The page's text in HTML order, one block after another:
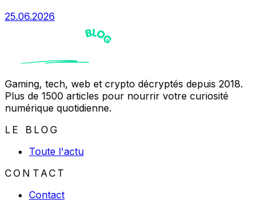
25.06.2026
Gaming, tech, web et crypto décryptés depuis 2018.
Plus de 1500 articles pour nourrir votre curiosité
numérique quotidienne.
LE BLOG
Toute l'actu
CONTACT
Contact